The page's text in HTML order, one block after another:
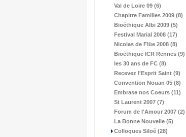
Val de Loire 09 (6)
Chapitre Familles 2009 (8)
Bioéthique Albi 2009 (5)
Festival Marial 2008 (17)
Nicolas de Flüe 2008 (8)
Bioéthique ICR Rennes (9)
les 30 ans de FC (8)
Recevez l'Esprit Saint (9)
Convention Nouan 05 (8)
Embrase nos Coeurs (11)
St Laurent 2007 (7)
Forum de l'Amour 2007 (2)
La Bonne Nouvelle (5)
Colloques Siloé (28)